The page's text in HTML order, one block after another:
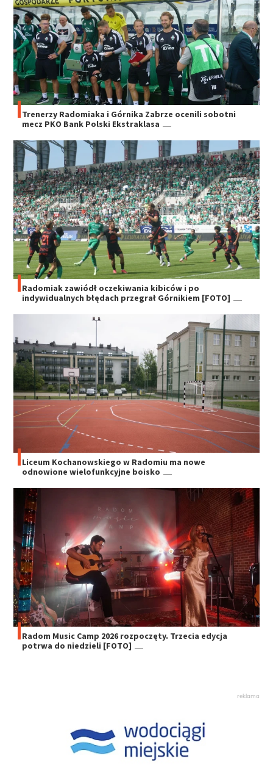
Trenerzy Radomiaka i Górnika Zabrze ocenili sobotni
mecz PKO Bank Polski Ekstraklasa
Radomiak zawiódł oczekiwania kibiców i po
indywidualnych błędach przegrał Górnikiem [FOTO]
Liceum Kochanowskiego w Radomiu ma nowe
odnowione wielofunkcyjne boisko
Radom Music Camp 2026 rozpoczęty. Trzecia edycja
potrwa do niedzieli [FOTO]